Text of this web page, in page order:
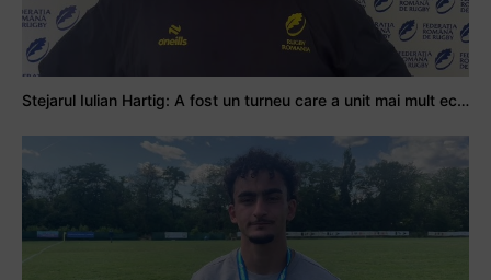
Stejarul Iulian Hartig: A fost un turneu care a unit mai mult echipa